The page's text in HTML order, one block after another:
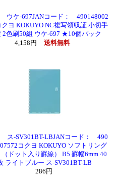
ウケ-697JANコード： 490148002
クヨ KOKUYO NC複写領収証 小切手
2色刷50組 ウケ-697 ★10個パック
4,158円
送料無料
ス-SV301BT-LBJANコード： 490
コクヨ KOKUYO ソフトリング
（ドット入り罫線） B5 罫幅6mm 40
ライトブルー ス-SV301BT-LB
286円